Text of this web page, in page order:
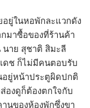
อยู่ในหอพักละแวกดัง
มาซื้อของที่ร้านค้า
นาย สุชาติ สิมะลี
ดช ก็ไม่มีคนตอบรับ
อยู่หน้าประตูผิดปกติ
องดูก็ต้องตกใจกับ
นของห้องพักซึ่งขา